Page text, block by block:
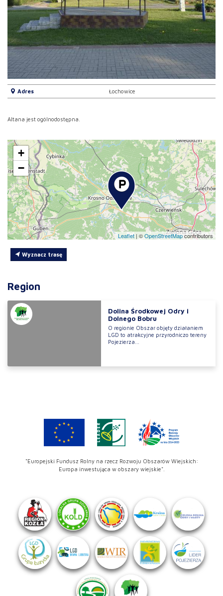
Adres Łochowice
Altana jest ogólnodostępna.
+
−
Leaflet | ©OpenStreetMapcontributors
Wyznacz trasę
Region
Dolina Środkowej Odry i
Dolnego Bobru
O regionie Obszar objęty działaniem
LGD to atrakcyjne przyrodniczo tereny
Pojezierza...
"Europejski Fundusz Rolny na rzecz Rozwoju Obszarów Wiejskich:
Europa inwestująca w obszary wiejskie".